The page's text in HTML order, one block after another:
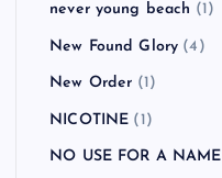
never young beach (1)
New Found Glory (4)
New Order (1)
NICOTINE (1)
NO USE FOR A NAME